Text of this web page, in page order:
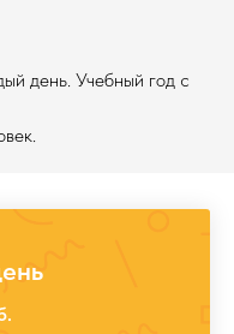
день. Учебный год с